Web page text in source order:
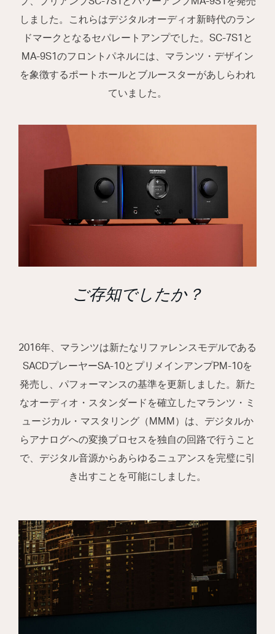
しました。これらはデジタルオーディオ新時代のラン
ドマークとなるセパレートアンプでした。SC-7S1と
MA-9S1のフロントパネルには、マランツ・デザイン
を象徴するポートホールとブルースターがあしらわれ
ていました。
ご存知でしたか？
2016年、マランツは新たなリファレンスモデルである
SACDプレーヤーSA-10とプリメインアンプPM-10を
発売し、パフォーマンスの基準を更新しました。新た
なオーディオ・スタンダードを確立したマランツ・ミ
ュージカル・マスタリング（MMM）は、デジタルか
らアナログへの変換プロセスを独自の回路で行うこと
で、デジタル音源からあらゆるニュアンスを完璧に引
き出すことを可能にしました。